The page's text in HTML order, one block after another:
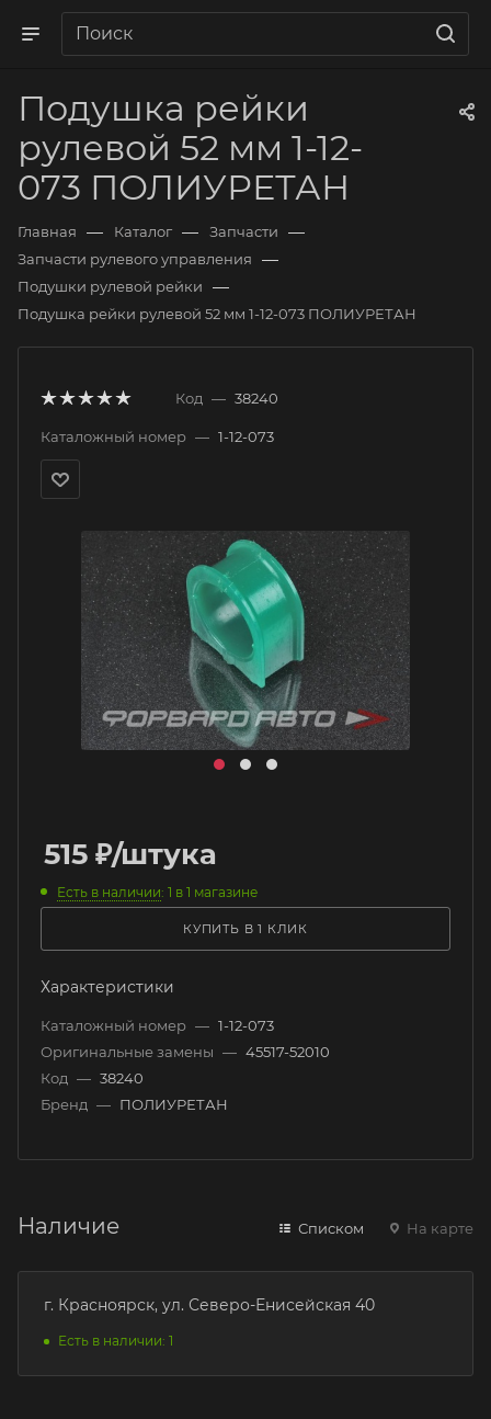
Подушка рейки
рулевой 52 мм 1-12-
073 ПОЛИУРЕТАН
Главная — Каталог — Запчасти —
Запчасти рулевого управления —
Подушки рулевой рейки —
Подушка рейки рулевой 52 мм 1-12-073 ПОЛИУРЕТАН
Код — 38240
Каталожный номер — 1-12-073
515 ₽/штука
Есть в наличии: 1 в 1 магазине
КУПИТЬ В 1 КЛИК
Характеристики
Каталожный номер — 1-12-073
Оригинальные замены — 45517-52010
Код — 38240
Бренд — ПОЛИУРЕТАН
Наличие Списком На карте
г. Красноярск, ул. Северо-Енисейская 40
Есть в наличии: 1